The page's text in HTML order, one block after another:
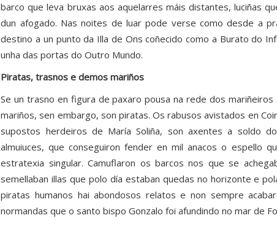
barco que leva bruxas aos aquelarres máis distantes, luciñas
dun afogado. Nas noites de luar pode verse como desde a
destino a un punto da Illa de Ons coñecido como a Burato do
unha das portas do Outro Mundo.
Piratas, trasnos e demos mariños
Se un trasno en figura de paxaro pousa na rede dos
mariños, sen embargo, son piratas. Os rabusos avistados en
supostos herdeiros de María Soliña, son axentes a soldo
almuiuces, que conseguiron fender en mil anacos o espello
estratexia singular. Camuflaron os barcos nos que se
semellaban illas que polo día estaban quedas no horizonte e
piratas humanos hai abondosos relatos e non sempre
normandas que o santo bispo Gonzalo foi afundindo no mar de